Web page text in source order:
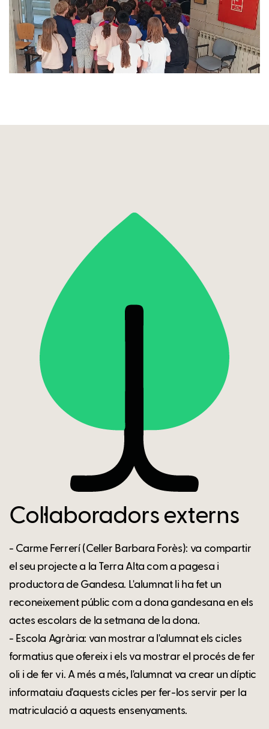
Col·laboradors externs
- Carme Ferrerí (Celler Barbara Forès): va compartir
el seu projecte a la Terra Alta com a pagesa i
productora de Gandesa. L'alumnat li ha fet un
reconeixement públic com a dona gandesana en els
actes escolars de la setmana de la dona.
- Escola Agrària: van mostrar a l'alumnat els cicles
formatius que ofereix i els va mostrar el procés de fer
oli i de fer vi. A més a més, l'alumnat va crear un díptic
informataiu d'aquests cicles per fer-los servir per la
matriculació a aquests ensenyaments.